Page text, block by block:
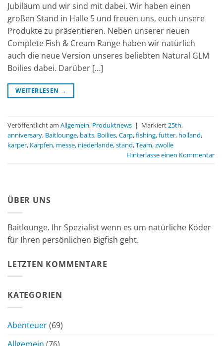
Jubiläum und wir sind mit dabei. Wir haben einen
großen Stand in Halle 5 und freuen uns, euch unsere
Produkte zu präsentieren. Neben unserer neuen
Complete Fish & Cream Range haben wir natürlich
auch die neue Version unseres beliebten Natural GLM
Boilies dabei. Darüber […]
WEITERLESEN →
Veröffentlicht am Allgemein, Produktnews | Markiert 25th,
anniversary, Baitlounge, baits, Boilies,Carp,fishing,futter, holland,
karper, Karpfen, messe, niederlande,stand,Team,zwolle
Hinterlasse einen Kommentar
ÜBER UNS
Baitlounge. Ihr Spezialist wenn es um natürliche Köder
für Ihren persönlichen Bigfish geht.
LETZTEN KOMMENTARE
KATEGORIEN
Abenteuer(69)